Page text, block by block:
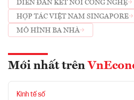
DIỄN ĐÀN KẾT NỐI CÔNG NGHỆ
HỢP TÁC VIỆT NAM SINGAPORE
MÔ HÌNH BA NHÀ
Mới nhất trên
Kinh tế số